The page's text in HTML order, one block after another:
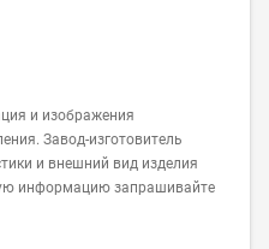
и изображения
Завод-изготовитель
и внешний вид изделия
информацию запрашивайте